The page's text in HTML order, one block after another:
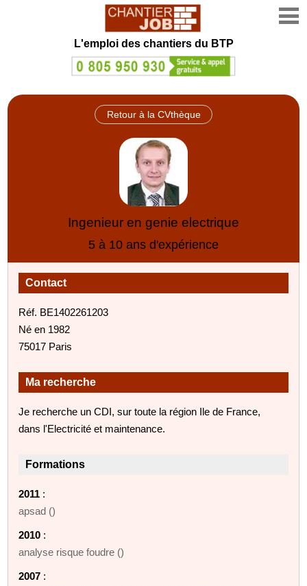
L'emploi des chantiers du BTP
Retour à la CVthèque
Ingenieur en genie electrique
5 à 10 ans d'expérience
Contact
Réf. BE1402261203
Né en 1982
75017 Paris
Ma recherche
Je recherche un CDI, sur toute la région Ile de France,
dans l'Electricité et maintenance.
Formations
2011 :
apsad ()
2010 :
analyse risque foudre ()
2007 :